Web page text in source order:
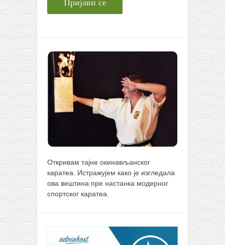
Откривам тајне окинављанског
каратеа. Истражујем како је изгледала
ова вештина пре настанка модерног
спортског каратеа.